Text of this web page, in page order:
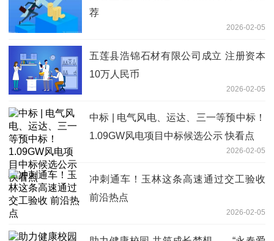
荐
2026-02-05
五莲县浩锦石材有限公司成立 注册资本
10万人民币
2026-02-05
中标 | 电气风电、运达、三一等预中标！
1.09GW风电项目中标候选公示 快看点
2026-02-05
冲刺通车！玉林这条高速通过交工验收
前沿热点
2026-02-05